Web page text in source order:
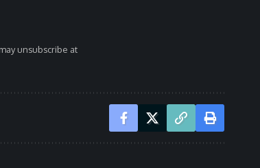
unsubscribe at